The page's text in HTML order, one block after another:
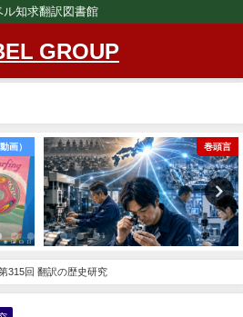
ル知求翻訳図書館
GROUP
画） 巻頭言
315回 翻訳の歴史研究